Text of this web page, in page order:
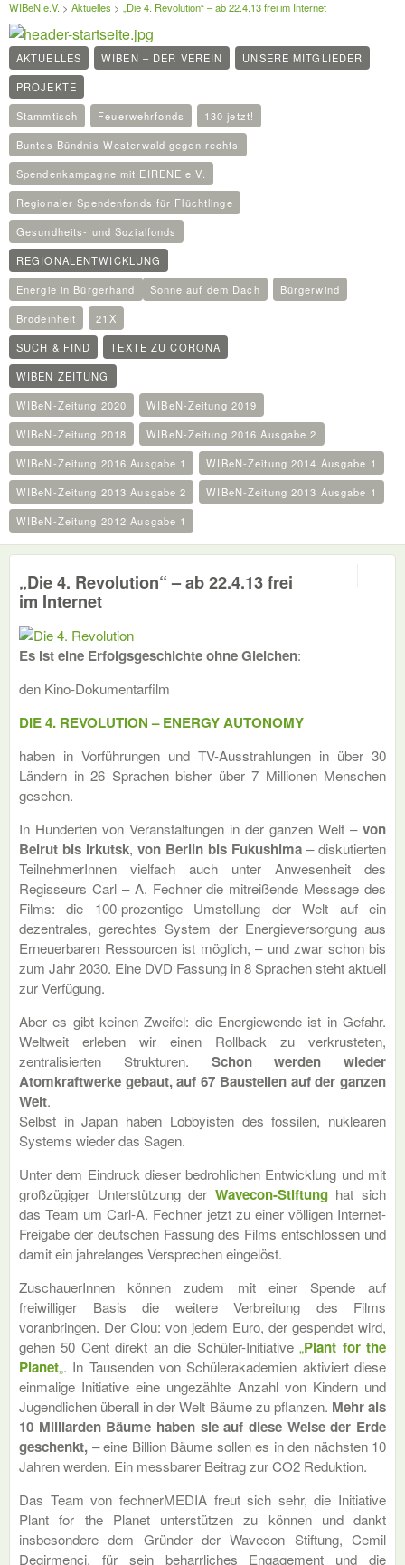
WIBeN e.V. > Aktuelles > „Die 4. Revolution“ – ab 22.4.13 frei im Internet
AKTUELLES WIBEN – DER VEREIN
UNSERE MITGLIEDER
PROJEKTE
Stammtisch
Feuerwehrfonds
130 jetzt!
Buntes Bündnis Westerwald gegen rechts
Spendenkampagne mit EIRENE e.V.
Regionaler Spendenfonds für Flüchtlinge
Gesundheits- und Sozialfonds
REGIONALENTWICKLUNG
Energie in Bürgerhand
Sonne auf dem Dach
Bürgerwind
Brodeinheit
21X
SUCH & FIND
TEXTE ZU CORONA
WIBEN ZEITUNG
WIBeN-Zeitung 2020
WIBeN-Zeitung 2019
WIBeN-Zeitung 2018
WIBeN-Zeitung 2016 Ausgabe 2
WIBeN-Zeitung 2016 Ausgabe 1
WIBeN-Zeitung 2014 Ausgabe 1
WIBeN-Zeitung 2013 Ausgabe 2
WIBeN-Zeitung 2013 Ausgabe 1
WIBeN-Zeitung 2012 Ausgabe 1
„Die 4. Revolution“ – ab 22.4.13 frei
im Internet
Es ist eine Erfolgsgeschichte ohne Gleichen:
den Kino-Dokumentarfilm
DIE 4. REVOLUTION – ENERGY AUTONOMY
haben in Vorführungen und TV-Ausstrahlungen in über 30
Ländern in 26 Sprachen bisher über 7 Millionen Menschen
gesehen.
In Hunderten von Veranstaltungen in der ganzen Welt – von
Beirut bis Irkutsk, von Berlin bis Fukushima – diskutierten
TeilnehmerInnen vielfach auch unter Anwesenheit des
Regisseurs Carl – A. Fechner die mitreißende Message des
Films: die 100-prozentige Umstellung der Welt auf ein
dezentrales, gerechtes System der Energieversorgung aus
Erneuerbaren Ressourcen ist möglich, – und zwar schon bis
zum Jahr 2030. Eine DVD Fassung in 8 Sprachen steht aktuell
zur Verfügung.
Aber es gibt keinen Zweifel: die Energiewende ist in Gefahr.
Weltweit erleben wir einen Rollback zu verkrusteten,
zentralisierten Strukturen. Schon werden wieder
Atomkraftwerke gebaut, auf 67 Baustellen auf der ganzen
Welt.
Selbst in Japan haben Lobbyisten des fossilen, nuklearen
Systems wieder das Sagen.
Unter dem Eindruck dieser bedrohlichen Entwicklung und mit
großzügiger Unterstützung der Wavecon-Stiftunghat sich
das Team um Carl-A. Fechner jetzt zu einer völligen Internet-
Freigabe der deutschen Fassung des Films entschlossen und
damit ein jahrelanges Versprechen eingelöst.
ZuschauerInnen können zudem mit einer Spende auf
freiwilliger Basis die weitere Verbreitung des Films
voranbringen. Der Clou: von jedem Euro, der gespendet wird,
gehen 50 Cent direkt an die Schüler-Initiative„Plant for the
Planet„. In Tausenden von Schülerakademien aktiviert diese
einmalige Initiative eine ungezählte Anzahl von Kindern und
Jugendlichen überall in der Welt Bäume zu pflanzen. Mehr als
10 Milliarden Bäume haben sie auf diese Weise der Erde
geschenkt, – eine Billion Bäume sollen es in den nächsten 10
Jahren werden. Ein messbarer Beitrag zur CO2 Reduktion.
Das Team von fechnerMEDIA freut sich sehr, die Initiative
Plant for the Planet unterstützen zu können und dankt
insbesondere dem Gründer der Wavecon Stiftung, Cemil
Degirmenci, für sein beharrliches Engagement und die